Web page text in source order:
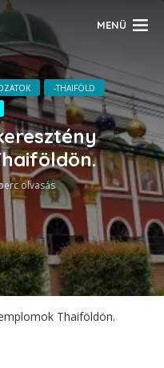
MENÜ
-THAIFÖLD
olvasás
Thaiföldön.